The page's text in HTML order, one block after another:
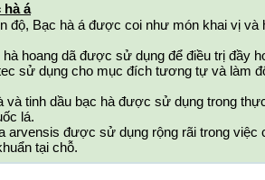
hà á
độ, Bạc hà á được coi như món khai vị
hoang dã được sử dụng để điều trị đầy
sử dụng cho mục đích tương tự và làm
và tinh dầu bạc hà được sử dụng trong
lá.
arvensis được sử dụng rộng rãi trong việc
tại chỗ.